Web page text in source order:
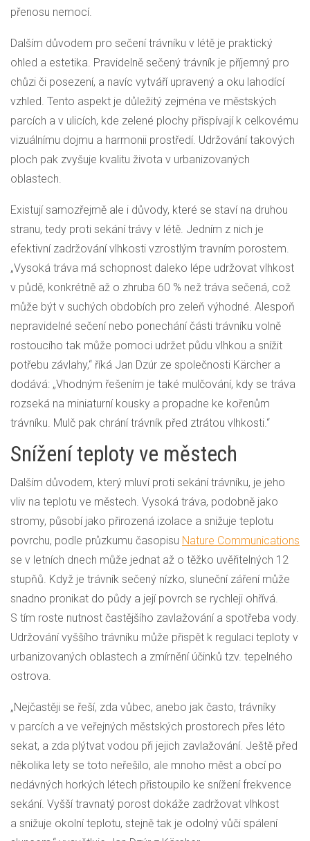
přenosu nemocí.
Dalším důvodem pro sečení trávníku v létě je praktický
ohled a estetika. Pravidelně sečený trávník je příjemný pro
chůzi či posezení, a navíc vytváří upravený a oku lahodící
vzhled. Tento aspekt je důležitý zejména ve městských
parcích a v ulicích, kde zelené plochy přispívají k celkovému
vizuálnímu dojmu a harmonii prostředí. Udržování takových
ploch pak zvyšuje kvalitu života v urbanizovaných
oblastech.
Existují samozřejmě ale i důvody, které se staví na druhou
stranu, tedy proti sekání trávy v létě. Jedním z nich je
efektivní zadržování vlhkosti vzrostlým travním porostem.
„Vysoká tráva má schopnost daleko lépe udržovat vlhkost
v půdě, konkrétně až o zhruba 60 % než tráva sečená, což
může být v suchých obdobích pro zeleň výhodné. Alespoň
nepravidelné sečení nebo ponechání části trávníku volně
rostoucího tak může pomoci udržet půdu vlhkou a snížit
potřebu závlahy,“ říká Jan Dzúr ze společnosti Kärcher a
dodává: „Vhodným řešením je také mulčování, kdy se tráva
rozseká na miniaturní kousky a propadne ke kořenům
trávníku. Mulč pak chrání trávník před ztrátou vlhkosti.“
Snížení teploty ve městech
Dalším důvodem, který mluví proti sekání trávníku, je jeho
vliv na teplotu ve městech. Vysoká tráva, podobně jako
stromy, působí jako přirozená izolace a snižuje teplotu
povrchu, podle průzkumu časopisu Nature Communications
se v letních dnech může jednat až o těžko uvěřitelných 12
stupňů. Když je trávník sečený nízko, sluneční záření může
snadno pronikat do půdy a její povrch se rychleji ohřívá.
S tím roste nutnost častějšího zavlažování a spotřeba vody.
Udržování vyššího trávníku může přispět k regulaci teploty v
urbanizovaných oblastech a zmírnění účinků tzv. tepelného
ostrova.
„Nejčastěji se řeší, zda vůbec, anebo jak často, trávníky
v parcích a ve veřejných městských prostorech přes léto
sekat, a zda plýtvat vodou při jejich zavlažování. Ještě před
několika lety se toto neřešilo, ale mnoho měst a obcí po
nedávných horkých létech přistoupilo ke snížení frekvence
sekání. Vyšší travnatý porost dokáže zadržovat vlhkost
a snižuje okolní teplotu, stejně tak je odolný vůči spálení